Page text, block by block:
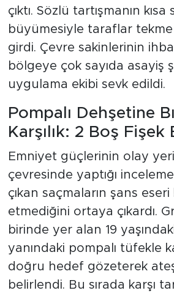
çıktı. Sözlü tartışmanın kısa
büyümesiyle taraflar
girdi. Çevre sakinlerinin
bölgeye çok sayıda asayiş
uygulama ekibi sevk edildi.
Pompalı Dehşetine
Karşılık: 2 Boş Fişek
Emniyet güçlerinin olay
çevresinde yaptığı
çıkan saçmaların şans
etmediğini ortaya çıkardı.
birinde yer alan 19 yaşındaki
yanındaki pompalı tüfekle
doğru hedef gözeterek ateş
belirlendi. Bu sırada karşı